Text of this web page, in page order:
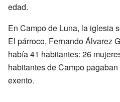
edad.
En Campo de Luna, la iglesia
El párroco, Fernando Álvarez
había 41 habitantes: 26
habitantes de Campo
exento.